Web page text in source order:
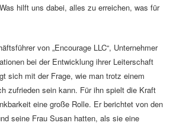
hilft uns dabei, alles zu erreichen, was für
von „Encourage LLC“, Unternehmer
bei der Entwicklung ihrer Leiterschaft
sich mit der Frage, wie man trotz einem
zufrieden sein kann. Für ihn spielt die Kraft
eine große Rolle. Er berichtet von den
seine Frau Susan hatten, als sie eine